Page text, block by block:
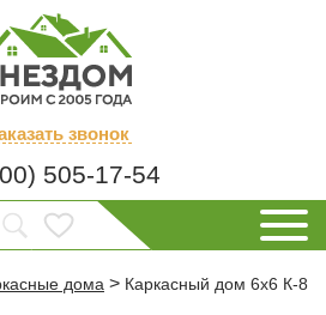
звонок
505-17-54
дома > Каркасный дом 6х6 К-8